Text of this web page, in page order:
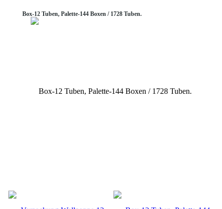
Box-12 Tuben, Palette-144 Boxen / 1728 Tuben.